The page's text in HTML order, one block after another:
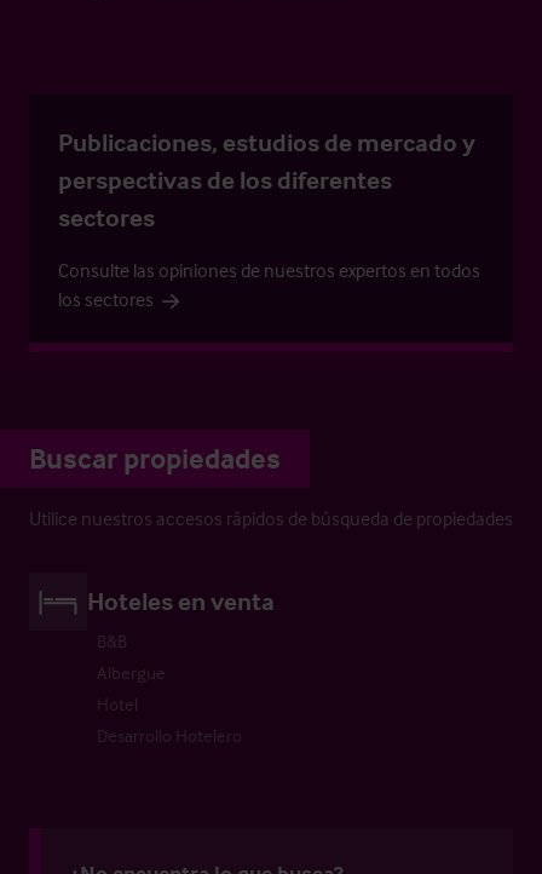
Publicaciones, estudios de mercado y
perspectivas de los diferentes
sectores
Consulte las opiniones de nuestros expertos en todos
los sectores
Buscar propiedades
Utilice nuestros accesos rápidos de búsqueda de propiedades
Hoteles en venta
B&B
Albergue
Hotel
Desarrollo Hotelero